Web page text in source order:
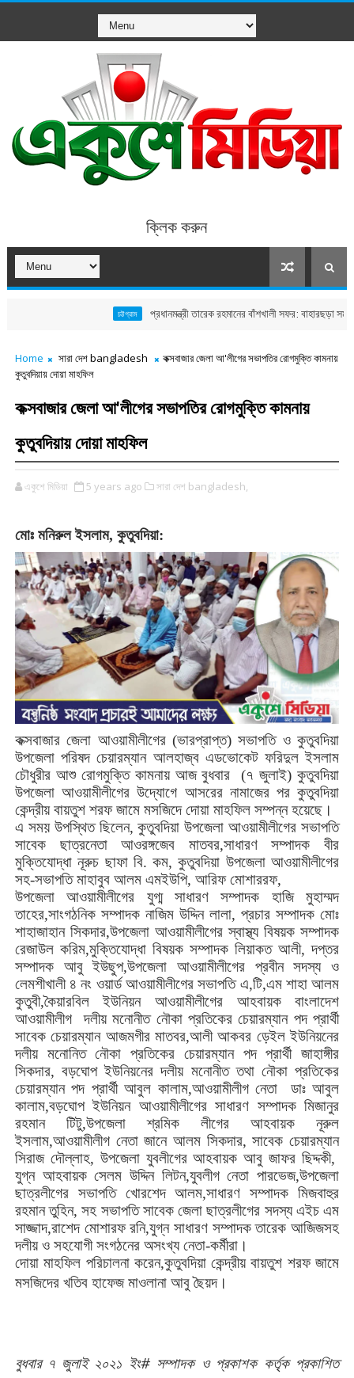
ক্লিক করুন
প্রধানমন্ত্রী তারেক রহমানের বাঁশখালী সফর: বাহারছড়া সমুদ্রসৈকতে
Home সারা দেশ bangladesh
কক্সবাজার জেলা আ'লীগের সভাপতির রোগমুক্তি কামনায়
কুতুবদিয়ায় দোয়া মাহফিল
কক্সবাজার জেলা আ'লীগের সভাপতির রোগমুক্তি কামনায়
কুতুবদিয়ায় দোয়া মাহফিল
একুশে মিডিয়া 5 years ago সারা দেশ bangladesh,
মোঃ মনিরুল ইসলাম, কুতুবদিয়া:
কক্সবাজার জেলা আওয়ামীলীগের(ভারপ্রাপ্ত)সভাপতি ও কুতুবদিয়া
উপজেলা পরিষদ চেয়ারম্যান আলহাজ্ব এডভোকেট ফরিদুল ইসলাম
চৌধুরীর আশু রোগমুক্তি কামনায় আজ বুধবার (৭ জুলাই)কুতুবদিয়া
উপজেলা আওয়ামীলীগের উদ্যোগে আসরের নামাজের পর কুতুবদিয়া
কেন্দ্রীয় বায়তুশ শরফ জামে মসজিদে দোয়া মাহফিল সম্পন্ন হয়েছে।
এ সময় উপস্থিত ছিলেন,কুতুবদিয়া উপজেলা আওয়ামীলীগের সভাপতি
সাবেক
ছাত্রনেতা আওরঙ্গজেব মাতবর,সাধারণ সম্পাদক
বীর
মুক্তিযোদ্ধা নূরুচ ছাফা বি.কম,কুতুবদিয়া উপজেলা আওয়ামীলীগের
সহ-সভাপতি মাহাবুব আলম এমইউপি, আরিফ মোশাররফ,
উপজেলা
আওয়ামীলীগের যুগ্ম সাধারণ সম্পাদক হাজি
মুহাম্মদ
তাহের,সাংগঠনিক সম্পাদক নাজিম উদ্দিন লালা,প্রচার সম্পাদক মোঃ
শাহাজাহান সিকদার,উপজেলা আওয়ামীলীগের স্বাস্থ্য বিষয়ক সম্পাদক
রেজাউল করিম,মুক্তিযোদ্ধা বিষয়ক সম্পাদক লিয়াকত আলী,দপ্তর
সম্পাদক
আবু ইউছুপ,উপজেলা আওয়ামীলীগের প্রবীন সদস্য
ও
লেমশীখালী ৪ নং ওয়ার্ড আওয়ামীলীগের সভাপতি এ,টি,এম শাহা আলম
কুতুবী,কৈয়ারবিল ইউনিয়ন আওয়ামীলীগের আহবায়ক
বাংলাদেশ
আওয়ামীলীগ
দলীয় মনোনীত নৌকা প্রতিকের চেয়ারম্যান পদ প্রার্থী
সাবেক চেয়ারম্যান আজমগীর মাতবর,আলী আকবর ড়েইল ইউনিয়নের
দলীয় মনোনিত নৌকা প্রতিকের চেয়ারম্যান পদ প্রার্থী জাহাঙ্গীর
সিকদার,বড়ঘোপ ইউনিয়নের দলীয় মনোনীত তথা নৌকা প্রতিকের
চেয়ারম্যান পদ প্রার্থী আবুল কালাম,আওয়ামীলীগ নেতা ডাঃ আবুল
কালাম,বড়ঘোপ ইউনিয়ন আওয়ামীলীগের সাধারণ সম্পাদক মিজানুর
রহমান
টিটু,উপজেলা শ্রমিক লীগের আহবায়ক
নূরুল
ইসলাম,আওয়ামীলীগ নেতা জানে আলম সিকদার,সাবেক চেয়ারম্যান
সিরাজ দৌল্লাহ, উপজেলা যুবলীগের আহবায়ক আবু জাফর ছিদ্দকী,
যুগ্ন আহবায়ক সেলম উদ্দিন লিটন,যুবলীগ নেতা পারভেজ,উপজেলা
ছাত্রলীগের সভাপতি খোরশেদ আলম,সাধারণ সম্পাদক মিজবাহুর
রহমান তুহিন,সহ সভাপতি সাবেক জেলা ছাত্রলীগের সদস্য এইচ এম
সাজ্জাদ,রাশেদ মোশারফ রনি,যুগ্ন সাধারণ সম্পাদক তারেক আজিজসহ
দলীয় ও সহযোগী সংগঠনের অসংখ্য নেতা-কর্মীরা।
দোয়া মাহফিল পরিচালনা করেন,কুতুবদিয়া কেন্দ্রীয় বায়তুশ শরফ জামে
মসজিদের খতিব হাফেজ মাওলানা আবু ছৈয়দ।
বুধবার ৭ জুলাই ২০২১ ইং# সম্পাদক ও প্রকাশক কর্তৃক প্রকাশিত